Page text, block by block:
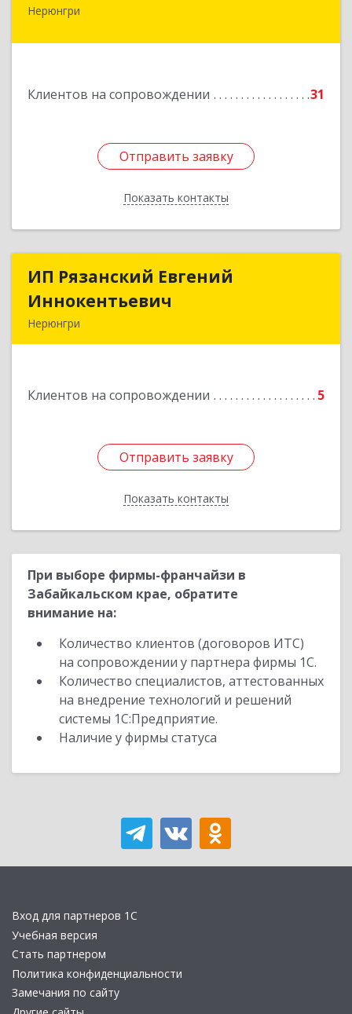
Нерюнгри
Клиентов на сопровождении 31
Отправить заявку
Показать контакты
675002, Амурская область, г. Благовещенск, ул.
Отправить заявку
Назад
ИП Рязанский Евгений
Иннокентьевич
Нерюнгри
Клиентов на сопровождении 5
Отправить заявку
Показать контакты
ИП Рязанский Евгений
Подробнее
Отправить заявку
Назад
При выборе фирмы-франчайзи в
Забайкальском крае, обратите
внимание на:
Количество клиентов (договоров ИТС)
на сопровождении у партнера фирмы 1С.
Количество специалистов, аттестованных
на внедрение технологий и решений
системы 1С:Предприятие.
Наличие у фирмы статуса
Вход для партнеров 1С
Учебная версия
Стать партнером
Политика конфиденциальности
Замечания по сайту